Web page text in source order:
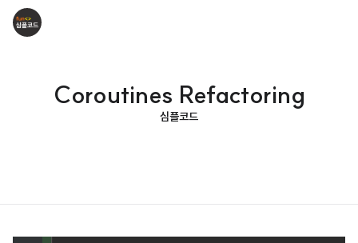
Coroutines Refactoring
심플코드